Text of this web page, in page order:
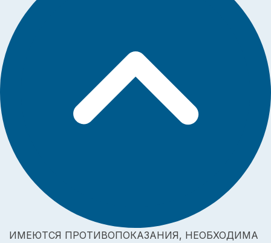
ИМЕЮТСЯ ПРОТИВОПОКАЗАНИЯ, НЕОБХОДИМА